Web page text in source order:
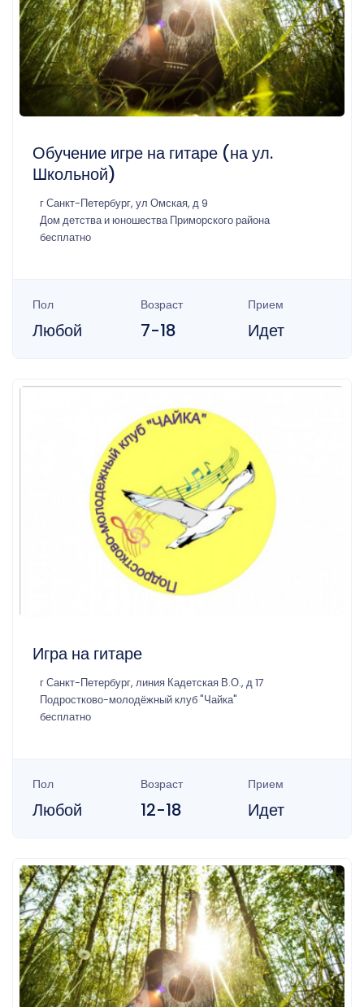
Обучение игре на гитаре (на ул.
Школьной)
г Санкт-Петербург, ул Омская, д 9
Дом детства и юношества Приморского района
бесплатно
Пол
Любой
Возраст
7-18
Прием
Идет
Игра на гитаре
г Санкт-Петербург, линия Кадетская В.О., д 17
Подростково-молодёжный клуб "Чайка"
бесплатно
Пол
Любой
Возраст
12-18
Прием
Идет